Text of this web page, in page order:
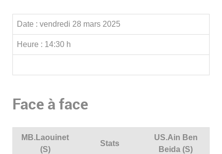
Date : vendredi 28 mars 2025
Heure : 14:30 h
Face à face
MB.Laouinet
(S)
Stats
US.Ain Ben
Beida (S)